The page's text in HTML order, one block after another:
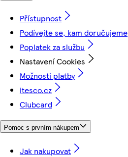
Přístupnost
Podívejte se, kam doručujeme
Poplatek za službu
Nastavení Cookies
Možnosti platby
itesco.cz
Clubcard
Pomoc s prvním nákupem
Jak nakupovat